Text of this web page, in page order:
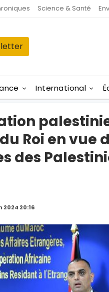
Science & Santé
International
Roi en vue
des
2024 20:16